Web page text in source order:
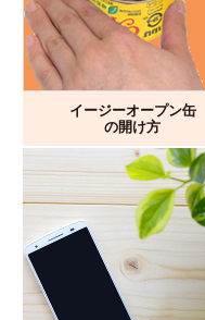
イージーオープン缶
の開け方